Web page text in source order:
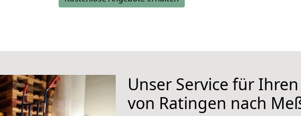
Unser Service für
von Ratingen nach